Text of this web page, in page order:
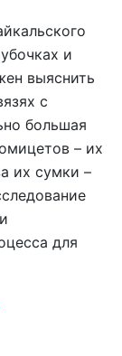
и
выяснить
с
большая
– их
их сумки –
для